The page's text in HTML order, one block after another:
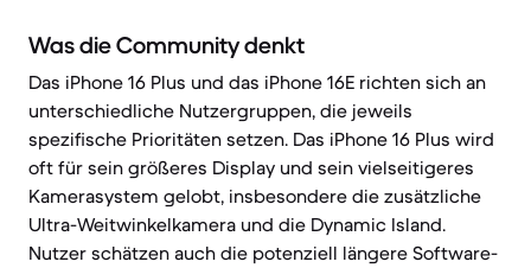
Was die Community denkt
Das iPhone 16 Plus und das iPhone 16E richten sich an
unterschiedliche Nutzergruppen, die jeweils
spezifische Prioritäten setzen. Das iPhone 16 Plus wird
oft für sein größeres Display und sein vielseitigeres
Kamerasystem gelobt, insbesondere die zusätzliche
Ultra-Weitwinkelkamera und die Dynamic Island.
Nutzer schätzen auch die potenziell längere Software-